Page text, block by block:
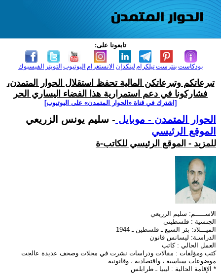
تابعونا على:
الفيسبوك التويتر اليوتيوب الانستغرام لينكدإن تيلكرامبنترست بودكاست
تبرعاتكم وتبرعاتكن المالية تحفظ استقلال الحوار المتمدن،
فشاركونا في دعم استمرارية هذا الفضاء اليساري الحر
[اشترك في قناة ‫«الحوار المتمدن» على اليوتيوب]
الحوار المتمدن - موبايل - سليم يونس الزريعي
الموقع الرئيسي
للمزيد - الموقع الرئيسي للكاتب-ة
الاســـــم: سليم الزريعي
الجنسية : فلسطيني
الميـــلاد: بئر السبع ـ فلسطين ـ 1944
الدراسـة: ليسانس قانون
العمل الحالي : كاتب
كتب ومؤلفات : مقالات ودراسات نشرت في مجلات وصحف عديدة عالجت
موضوعات سياسية ، واقتصادية ، وقانونية .
* الإقامة الحالية : ليبيا ـ طرابلس